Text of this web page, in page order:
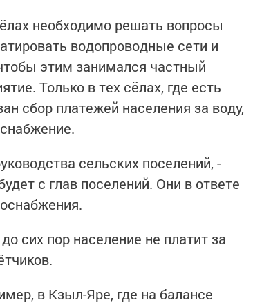
необходимо решать вопросы
водопроводные сети и
этим занимался частный
Только в тех сёлах, где есть
сбор платежей населения за воду,
сельских поселений, -
с глав поселений. Они в ответе
сих пор население не платит за
в Кзыл-Яре, где на балансе